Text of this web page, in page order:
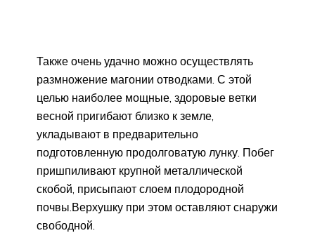
Также очень удачно можно осуществлять
размножение магонии отводками. С этой
целью наиболее мощные, здоровые ветки
весной пригибают близко к земле,
укладывают в предварительно
подготовленную продолговатую лунку. Побег
пришпиливают крупной металлической
скобой, присыпают слоем плодородной
почвы.Верхушку при этом оставляют снаружи
свободной.